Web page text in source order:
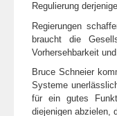
Regulierung
Regierungen
braucht die
Vorhersehbarkeit
Bruce Schneier
Systeme
für ein gutes
diejenigen abzielen,